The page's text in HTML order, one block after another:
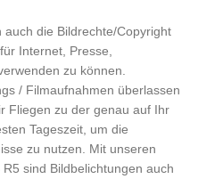
auch die Bildrechte/Copyright
Internet, Presse,
zu können.
/ Filmaufnahmen überlassen
Fliegen zu der genau auf Ihr
Tageszeit, um die
zu nutzen. Mit unseren
sind Bildbelichtungen auch